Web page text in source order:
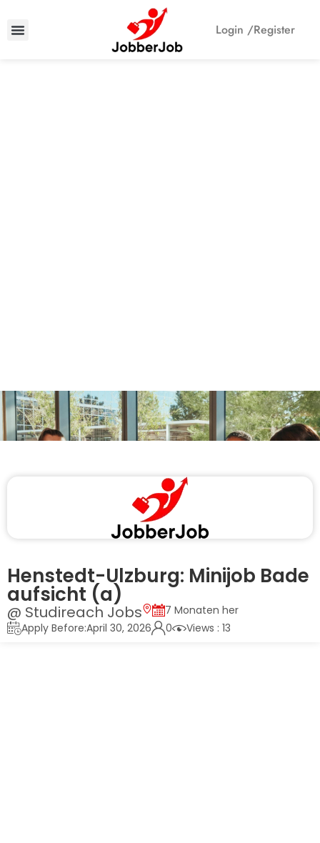
Login /Register
Henstedt-Ulzburg: Minijob Bade
aufsicht (a)
@ Studireach Jobs
7 Monaten her
Apply Before:April 30, 2026
0 Views : 13